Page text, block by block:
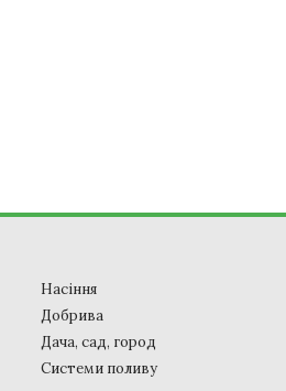
Насіння
Добрива
Дача, сад, город
Системи поливу